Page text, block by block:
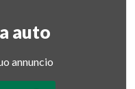
auto
annuncio